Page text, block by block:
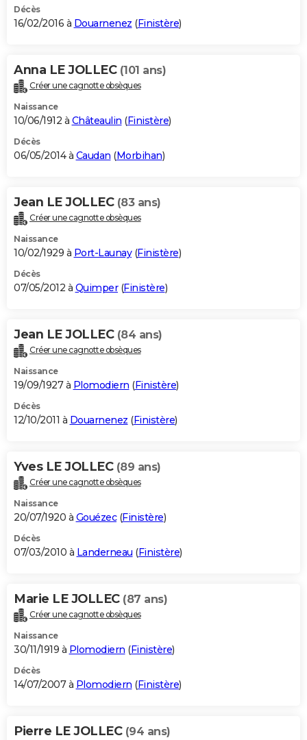
Décès
16/02/2016 à Douarnenez (Finistère)
Anna LE JOLLEC (101 ans)
Créer une cagnotte obsèques
Naissance
10/06/1912 à Châteaulin (Finistère)
Décès
06/05/2014 à Caudan (Morbihan)
Jean LE JOLLEC (83 ans)
Créer une cagnotte obsèques
Naissance
10/02/1929 à Port-Launay(Finistère)
Décès
07/05/2012 à Quimper(Finistère)
Jean LE JOLLEC (84 ans)
Créer une cagnotte obsèques
Naissance
19/09/1927 à Plomodiern (Finistère)
Décès
12/10/2011 à Douarnenez (Finistère)
Yves LE JOLLEC (89 ans)
Créer une cagnotte obsèques
Naissance
20/07/1920 à Gouézec(Finistère)
Décès
07/03/2010 à Landerneau (Finistère)
Marie LE JOLLEC (87 ans)
Créer une cagnotte obsèques
Naissance
30/11/1919 à Plomodiern (Finistère)
Décès
14/07/2007 à Plomodiern (Finistère)
Pierre LE JOLLEC (94 ans)